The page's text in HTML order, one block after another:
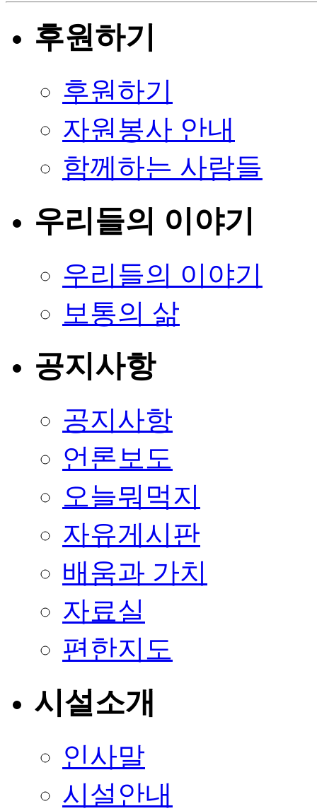
후원하기
후원하기
자원봉사 안내
함께하는 사람들
우리들의 이야기
우리들의 이야기
보통의 삶
공지사항
공지사항
언론보도
오늘뭐먹지
자유게시판
배움과 가치
자료실
편한지도
시설소개
인사말
시설안내